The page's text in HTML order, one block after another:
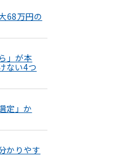
68万円の
」が本
ない4つ
定」か
かりやす